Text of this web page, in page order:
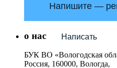
Напишите —
Написать
о нас
БУК ВО «Вологодская
Россия, 160000, Вологда,